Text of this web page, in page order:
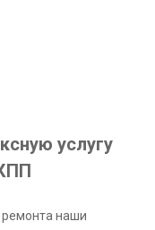
услугу
ремонта наши